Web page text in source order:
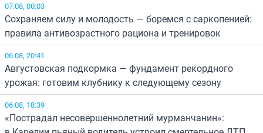
07.08, 00:03
Сохраняем силу и молодость — боремся с саркопенией:
правила антивозрастного рациона и тренировок
06.08, 20:41
Августовская подкормка — фундамент рекордного
урожая: готовим клубнику к следующему сезону
06.08, 18:39
«Пострадал несовершеннолетний мурманчанин»: